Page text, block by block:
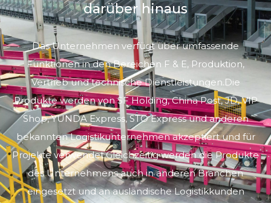
darüber hinaus
Das Unternehmen verfügt über umfassende
Funktionen in den Bereichen F & E, Produktion,
Vertrieb und technische Dienstleistungen.Die
Produkte werden von SF Holding, China Post, JD, VIP
Shop, YUNDA Express, STO Express und anderen
bekannten Logistikunternehmen akzeptiert und für
Projekte verwendet.Gleichzeitig werden die Produkte
des Unternehmens auch in anderen Branchen
eingesetzt und an ausländische Logistikkunden